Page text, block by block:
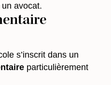
avocat.
s’inscrit dans un
particulièrement